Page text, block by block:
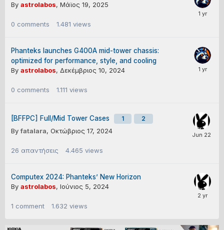
By astrolabos, Μάϊος 19, 2025
0 comments 1.481 views
Phanteks launches G400A mid-tower chassis:
optimized for performance, style, and cooling
By astrolabos, Δεκέμβριος 10, 2024
0 comments 1.111 views
[BFFPC] Full/Mid Tower Cases 1 2
Byfatalara, Οκτώβριος 17, 2024
26 απαντήσεις 4.465 views
Computex 2024: Phanteks’ New Horizon
By astrolabos, Ιούνιος 5, 2024
1 comment 1.632 views